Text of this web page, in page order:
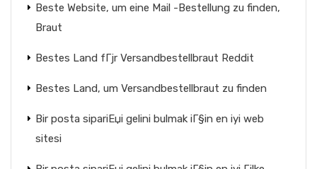
Beste Website, um eine Mail -Bestellung zu finden,
Braut
Bestes Land fГјr Versandbestellbraut Reddit
Bestes Land, um Versandbestellbraut zu finden
Bir posta sipariЕџi gelini bulmak iГ§in en iyi web
sitesi